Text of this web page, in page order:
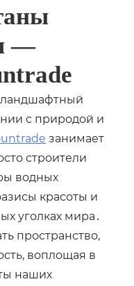
—
ландшафтный
с природой и
занимает
строители
водных
красоты и
уголках мира․
пространство,
воплощая в
наших